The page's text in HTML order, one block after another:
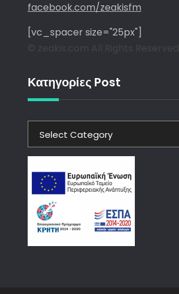
facebook.com/zeakisfm
[vc_spacer size="25px"]
© zeakis.com All Rights Reserved.
Κατηγορίες Post
Κατηγορίες
Post